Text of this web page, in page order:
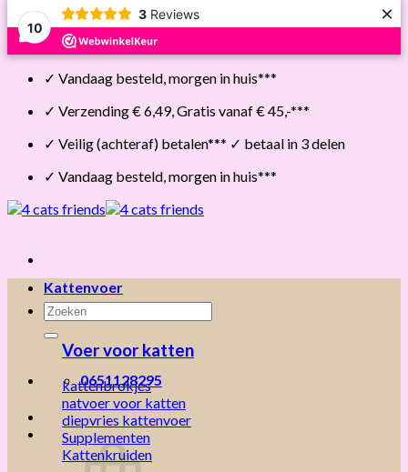
10
3 Reviews ×
Skip
✓ Vandaag besteld, morgen in huis***
✓ Verzending € 6,49, Gratis vanaf € 45,-***
✓ Veilig (achteraf) betalen*** ✓ betaal in 3 delen
✓ Vandaag besteld, morgen in huis***
Zoeken
naar:
0651128295
Kattenvoer
Voer voor katten
kattenbrokjes
natvoer voor katten
diepvries kattenvoer
Supplementen
Kattenkruiden